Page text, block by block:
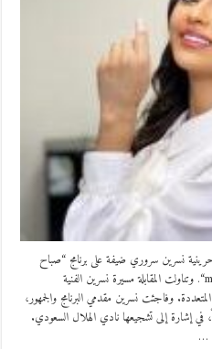
نسرين سروري ضيفة على برنامج “صباح
الخير يا عرب” الذي يبث يومياً على شاشة “mbc“. وتناولت المقابلة مسيرة نسرين الفنية
وفاجئت نسرين مقدمي البرنامج والجمهور،
في إشارة إلى تشجيعها نادي الهلال السعودي.
…